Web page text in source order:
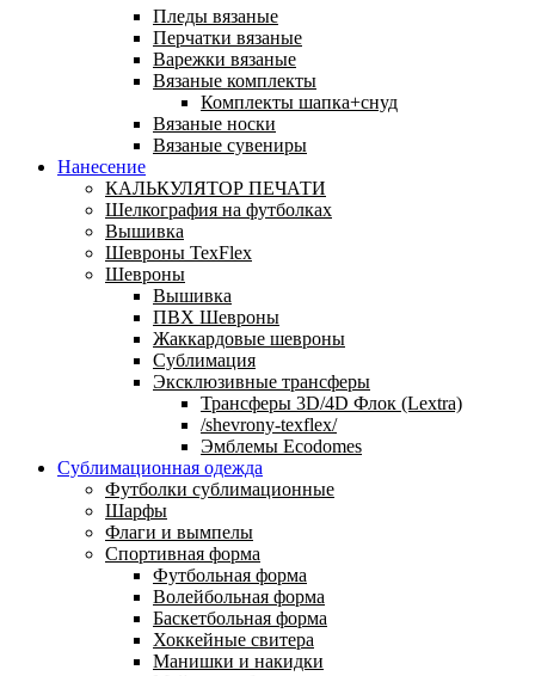
Пледы вязаные
Перчатки вязаные
Варежки вязаные
Вязаные комплекты
Комплекты шапка+снуд
Вязаные носки
Вязаные сувениры
Нанесение
КАЛЬКУЛЯТОР ПЕЧАТИ
Шелкография на футболках
Вышивка
Шевроны TexFlex
Шевроны
Вышивка
ПВХ Шевроны
Жаккардовые шевроны
Сублимация
Эксклюзивные трансферы
Трансферы 3D/4D Флок (Lextra)
/shevrony-texflex/
Эмблемы Ecodomes
Сублимационная одежда
Футболки сублимационные
Шарфы
Флаги и вымпелы
Спортивная форма
Футбольная форма
Волейбольная форма
Баскетбольная форма
Хоккейные свитера
Манишки и накидки